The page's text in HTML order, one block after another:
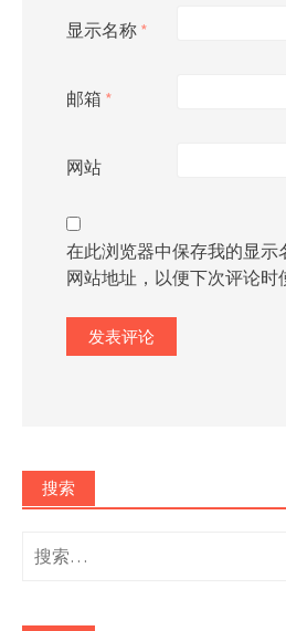
显示名称 *
邮箱 *
网站
在此浏览器中保存我的显示
网站地址，以便下次评论时
搜索
搜
索：